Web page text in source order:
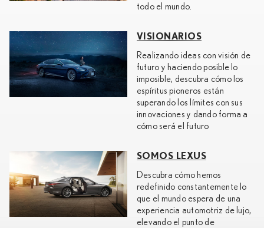
todo el mundo.
VISIONARIOS
Realizando ideas con visión de
futuro y haciendo posible lo
imposible, descubra cómo los
espíritus pioneros están
superando los límites con sus
innovaciones y dando forma a
cómo será el futuro
SOMOS LEXUS
Descubra cómo hemos
redefinido constantemente lo
que el mundo espera de una
experiencia automotriz de lujo,
elevando el punto de